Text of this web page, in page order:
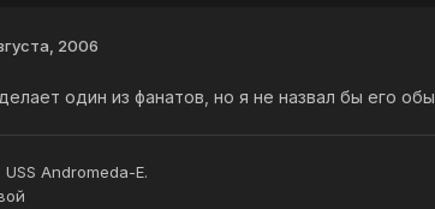
2006
делает один из фанатов, но я не назвал бы его
Andromeda-E.